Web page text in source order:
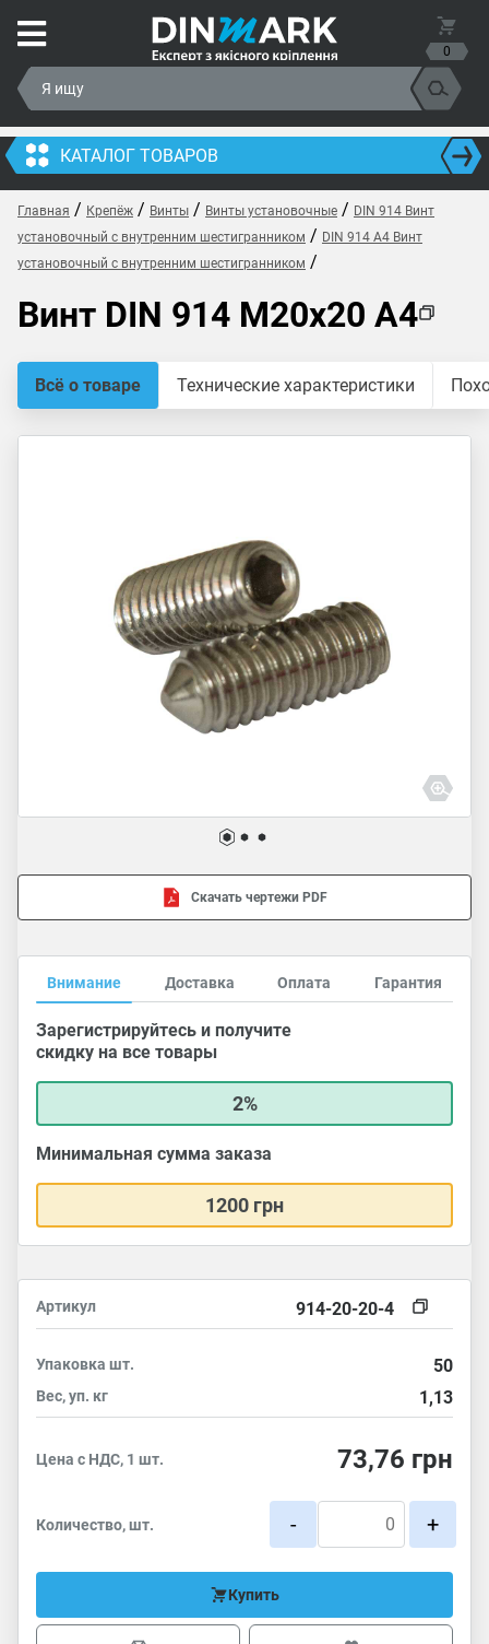
0
КАТАЛОГ ТОВАРОВ
Главная / Крепёж / Винты / Винты установочные / DIN 914 Винт
установочный с внутренним шестигранником / DIN 914 A4 Винт
установочный с внутренним шестигранником /
Винт DIN 914 M20x20 A4
Всё о товаре Технические характеристики
Скачать чертежи PDF
Внимание Доставка Оплата Гарантия
Зарегистрируйтесь и получите
скидку на все товары
2%
Минимальная сумма заказа
1200 грн
Артикул 914-20-20-4
Упаковка шт. 50
Вес, уп. кг 1,13
Цена с НДС, 1 шт. 73,76 грн
Количество, шт. - +
Купить